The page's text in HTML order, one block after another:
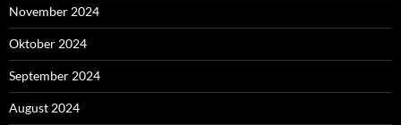
November 2024
Oktober 2024
September 2024
August 2024